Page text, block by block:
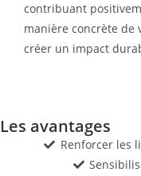
contribuant
manière concrète de
créer un impact
Les avantages
Renforcer les